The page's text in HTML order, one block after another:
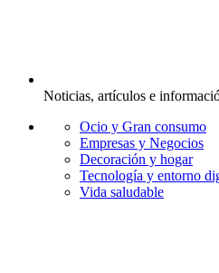
Noticias, artículos e
Ocio y Gran consumo
Empresas y Negocios
Decoración y hogar
Tecnología y entorno
Vida saludable